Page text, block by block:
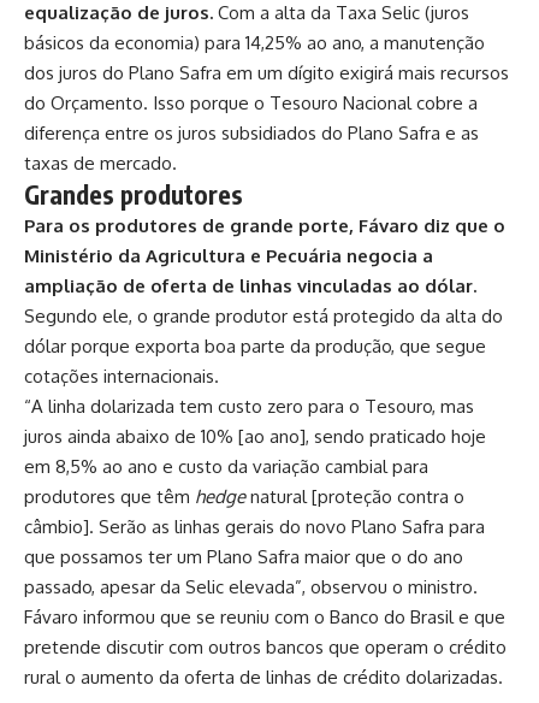
equalização de juros. Com a alta da Taxa Selic (juros
básicos da economia) para 14,25% ao ano, a manutenção
dos juros do Plano Safra em um dígito exigirá mais recursos
do Orçamento. Isso porque o Tesouro Nacional cobre a
diferença entre os juros subsidiados do Plano Safra e as
taxas de mercado.
Grandes produtores
Para os produtores de grande porte, Fávaro diz que o
Ministério da Agricultura e Pecuária negocia a
ampliação de oferta de linhas vinculadas ao dólar.
Segundo ele, o grande produtor está protegido da alta do
dólar porque exporta boa parte da produção, que segue
cotações internacionais.
“A linha dolarizada tem custo zero para o Tesouro, mas
juros ainda abaixo de 10% [ao ano], sendo praticado hoje
em 8,5% ao ano e custo da variação cambial para
produtores que têm hedgenatural [proteção contra o
câmbio]. Serão as linhas gerais do novo Plano Safra para
que possamos ter um Plano Safra maior que o do ano
passado, apesar da Selic elevada”, observou o ministro.
Fávaro informou que se reuniu com o Banco do Brasil e que
pretende discutir com outros bancos que operam o crédito
rural o aumento da oferta de linhas de crédito dolarizadas.